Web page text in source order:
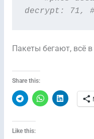
decrypt: 71,
Пакеты бегают, всё
Share this:
Like this: